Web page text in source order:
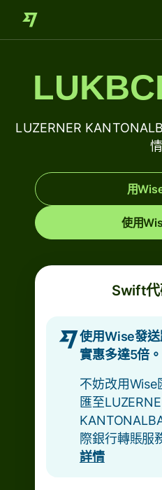
LUZERNER
情
用
使用
Swift代
使用Wise發
實惠多達5倍。
不妨改用Wise
匯至
際銀行轉賬服
詳情